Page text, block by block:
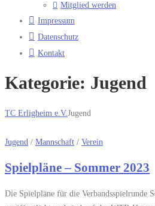
Mitglied werden
Impressum
Datenschutz
Kontakt
Kategorie: Jugend
TC Erligheim e.V.Jugend
Jugend / Mannschaft / Verein
Spielpläne – Sommer 2023
Die Spielpläne für die Verbandsspielrunde